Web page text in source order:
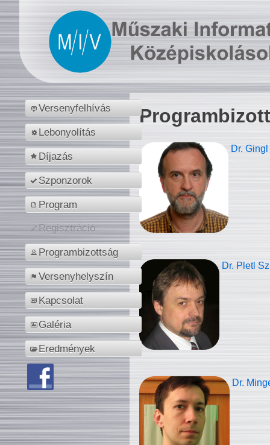
Versenyfelhívás
Lebonyolítás
Díjazás
Szponzorok
Program
Regisztráció
Programbizottság
Versenyhelyszín
Kapcsolat
Galéria
Eredmények
Dr.
Dr. Pletl
Dr.